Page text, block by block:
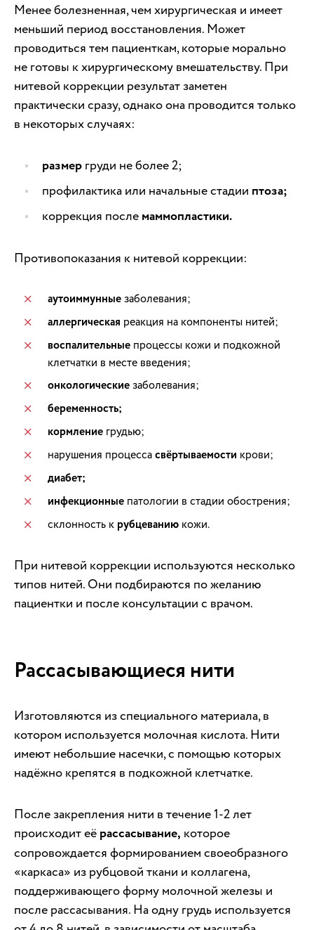
Менее болезненная, чем хирургическая и имеет
меньший период восстановления. Может
проводиться тем пациенткам, которые морально
не готовы к хирургическому вмешательству. При
нитевой коррекции результат заметен
практически сразу, однако она проводится только
в некоторых случаях:
размер груди не более 2;
профилактика или начальные стадии птоза;
коррекция после маммопластики.
Противопоказания к нитевой коррекции:
аутоиммунныезаболевания;
аллергическая реакция на компоненты нитей;
воспалительные процессы кожи и подкожной
клетчатки в месте введения;
онкологическиезаболевания;
беременность;
кормление грудью;
нарушения процессасвёртываемости крови;
диабет;
инфекционные патологии в стадии обострения;
склонность к рубцеванию кожи.
При нитевой коррекции используются несколько
типов нитей. Они подбираются по желанию
пациентки и после консультации с врачом.
Рассасывающиеся нити
Изготовляются из специального материала, в
котором используется молочная кислота. Нити
имеют небольшие насечки, с помощью которых
надёжно крепятся в подкожной клетчатке.
После закрепления нити в течение 1-2 лет
происходит её рассасывание, которое
сопровождается формированием своеобразного
«каркаса» из рубцовой ткани и коллагена,
поддерживающего форму молочной железы и
после рассасывания. На одну грудь используется